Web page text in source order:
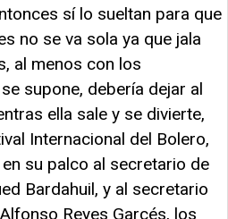
sí lo sueltan para que
no se va sola ya que jala
al menos con los
supone, debería dejar al
ella sale y se divierte,
Internacional del Bolero,
su palco al secretario de
Bardahuil, y al secretario
Reyes Garcés, los